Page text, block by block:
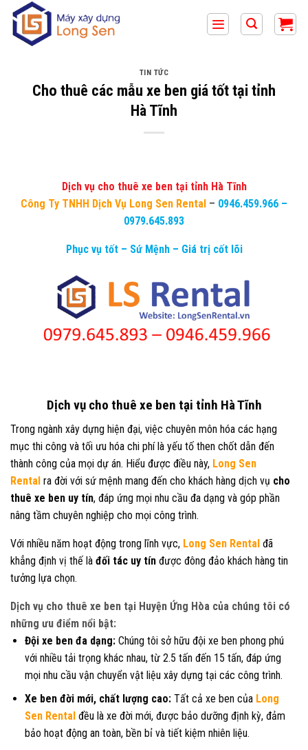
qua
TIN TỨC
Cho thuê các mẫu xe ben giá tốt tại tỉnh
Hà Tĩnh
Dịch vụ cho thuê xe ben tại tỉnh Hà Tĩnh
Công Ty TNHH Dịch Vụ Long Sen Rental – 0946.459.966 –
0979.645.893
Phục vụ tốt – Sứ Mệnh – Giá trị cốt lõi
Dịch vụ cho thuê xe ben tại tỉnh Hà Tĩnh
Trong ngành xây dựng hiện đại, việc chuyên môn hóa các hạng
mục thi công và tối ưu hóa chi phí là yếu tố then chốt dẫn đến
thành công của mọi dự án. Hiểu được điều này, Long Sen
Rental ra đời với sứ mệnh mang đến cho khách hàng dịch vụ cho
thuê xe ben uy tín, đáp ứng mọi nhu cầu đa dạng và góp phần
nâng tầm chuyên nghiệp cho mọi công trình.
Với nhiều năm hoạt động trong lĩnh vực, Long Sen Rental đã
khẳng định vị thế là đối tác uy tín được đông đảo khách hàng tin
tưởng lựa chọn.
Dịch vụ cho thuê xe ben tại Huyện Ứng Hòa của chúng tôi có
những ưu điểm nổi bật:
Đội xe ben đa dạng:Chúng tôi sở hữu đội xe ben phong phú
với nhiều tải trọng khác nhau, từ 2.5 tấn đến 15 tấn, đáp ứng
mọi nhu cầu vận chuyển vật liệu xây dựng tại các công trình.
Xe ben đời mới, chất lượng cao:Tất cả xe ben của Long
Sen Rental đều là xe đời mới, được bảo dưỡng định kỳ, đảm
bảo hoạt động an toàn, bền bỉ và tiết kiệm nhiên liệu.